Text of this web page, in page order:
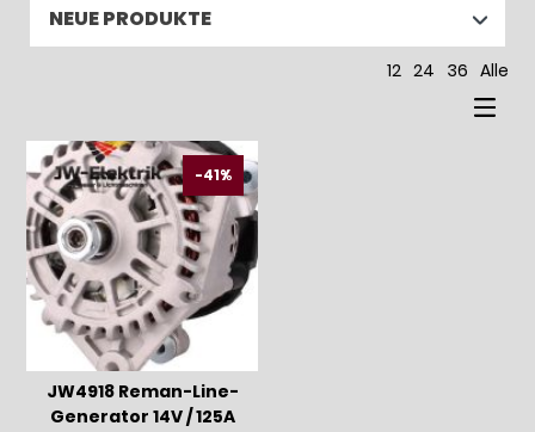
12 24 36 Alle
-41%
JW4918 Reman-Line-
Generator 14V / 125A